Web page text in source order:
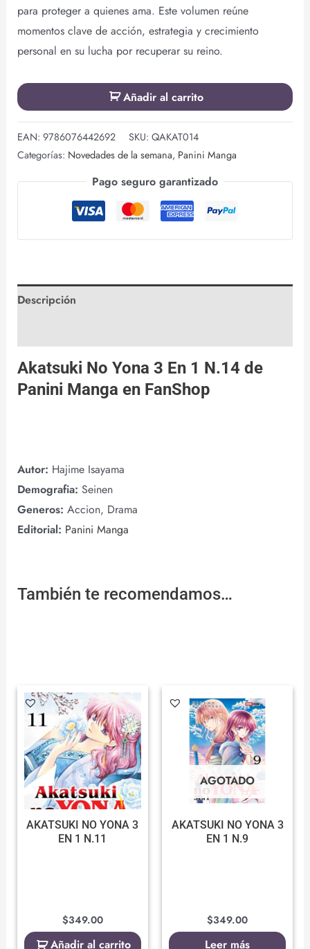
para proteger a quienes ama. Este volumen reúne
momentos clave de acción, estrategia y crecimiento
personal en su lucha por recuperar su reino.
Añadir al carrito
EAN: 9786076442692 SKU: QAKAT014
Categorías: Novedades de la semana, Panini Manga
Pago seguro garantizado
Descripción
Akatsuki No Yona 3 En 1 N.14 de
Panini Manga en FanShop
Autor: Hajime Isayama
Demografia: Seinen
Generos: Accion, Drama
Editorial: Panini Manga
También te recomendamos…
AKATSUKI NO YONA 3
EN 1 N.11
$349.00
Añadir al carrito
AGOTADO
AKATSUKI NO YONA 3
EN 1 N.9
$349.00
Leer más